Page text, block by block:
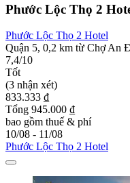
Phước Lộc Thọ 2
Phước Lộc Thọ 2 Hotel
Quận 5, 0,2 km từ Chợ An
7,4/10
Tốt
(3 nhận xét)
833.333 ₫
Tổng 945.000 ₫
bao gồm thuế & phí
10/08 - 11/08
Phước Lộc Thọ 2 Hotel